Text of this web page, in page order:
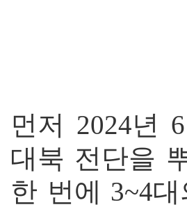
먼저 2024년
대북 전단을
한 번에 3~4